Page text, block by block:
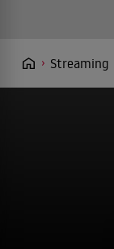
Streaming